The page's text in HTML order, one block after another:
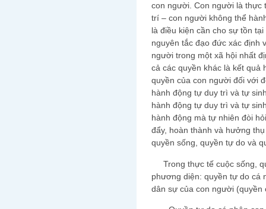
con người. Con người là thực
trí – con người không thể
là điều kiện cần cho sự tồn
nguyên tắc đạo đức xác định
người trong một xã hội nhất
cả các quyền khác là kết quả
quyền của con người đối với
hành động tự duy trì và tự
hành động tự duy trì và tự
hành động mà tự nhiên đòi
đẩy, hoàn thành và hưởng
quyền sống, quyền tự do và
Trong thực tế cuộc sống,
phương diện: quyền tự do cá
dân sự của con người (quyền